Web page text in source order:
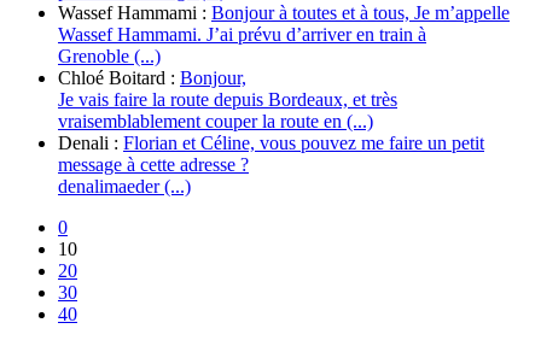
Wassef Hammami : Bonjour à toutes et à tous, Je m’appelle
Wassef Hammami. J’ai prévu d’arriver en train à
Grenoble (...)
Chloé Boitard : Bonjour,
Je vais faire la route depuis Bordeaux, et très
vraisemblablement couper la route en (...)
Denali : Florian et Céline, vous pouvez me faire un petit
message à cette adresse ?
denalimaeder (...)
0
10
20
30
40